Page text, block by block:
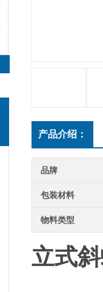
产品介绍：
品牌
包装材料
物料类型
立式